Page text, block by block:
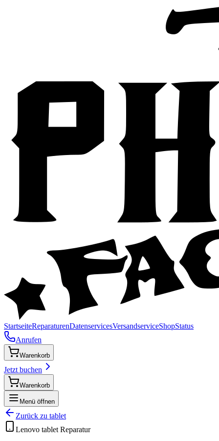
StartseiteReparaturenDatenservicesVersandserviceShopStatus
Anrufen
Warenkorb
Jetzt buchen
Warenkorb
Menü öffnen
Zurück zu tablet
Lenovo tablet Reparatur